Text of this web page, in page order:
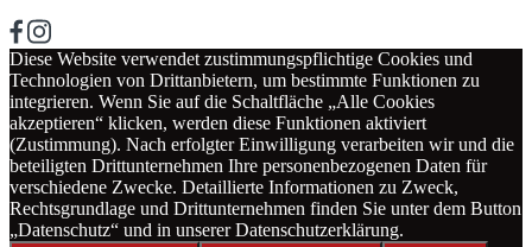
Diese Website verwendet zustimmungspflichtige Cookies und
Technologien von Drittanbietern, um bestimmte Funktionen zu
integrieren. Wenn Sie auf die Schaltfläche „Alle Cookies
akzeptieren“ klicken, werden diese Funktionen aktiviert
(Zustimmung). Nach erfolgter Einwilligung verarbeiten wir und die
beteiligten Drittunternehmen Ihre personenbezogenen Daten für
verschiedene Zwecke. Detaillierte Informationen zu Zweck,
Rechtsgrundlage und Drittunternehmen finden Sie unter dem Button
„Datenschutz“ und in unserer Datenschutzerklärung.